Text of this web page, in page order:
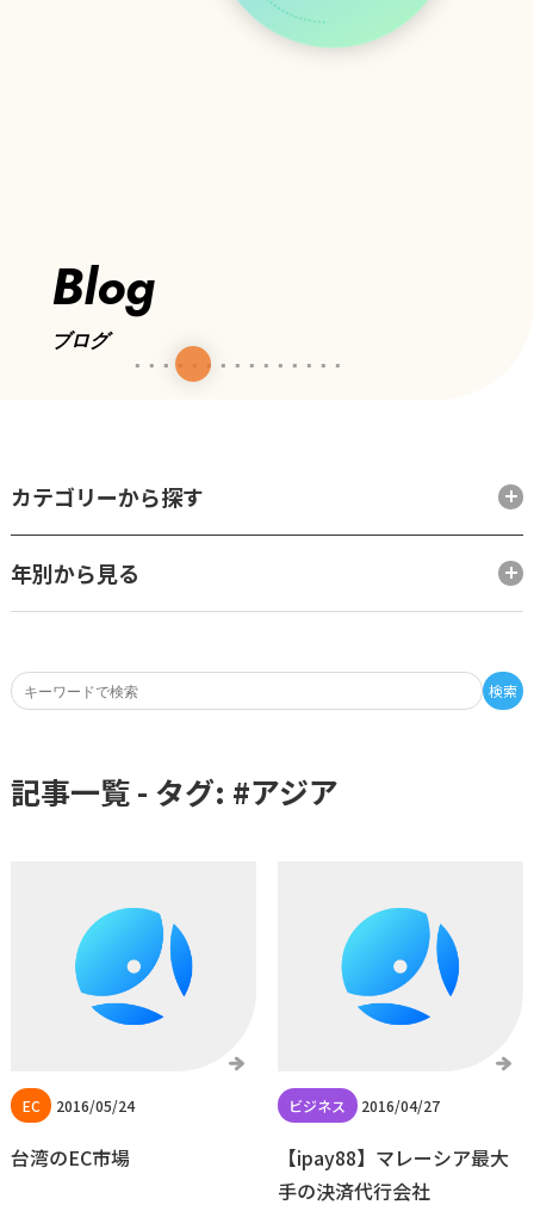
Blog
ブログ
検索
カテゴリーから探す
年別から見る
記事一覧 - タグ: #アジア
2016/05/24
台湾のEC市場
2016/04/27
【ipay88】マレーシア最大
手の決済代行会社